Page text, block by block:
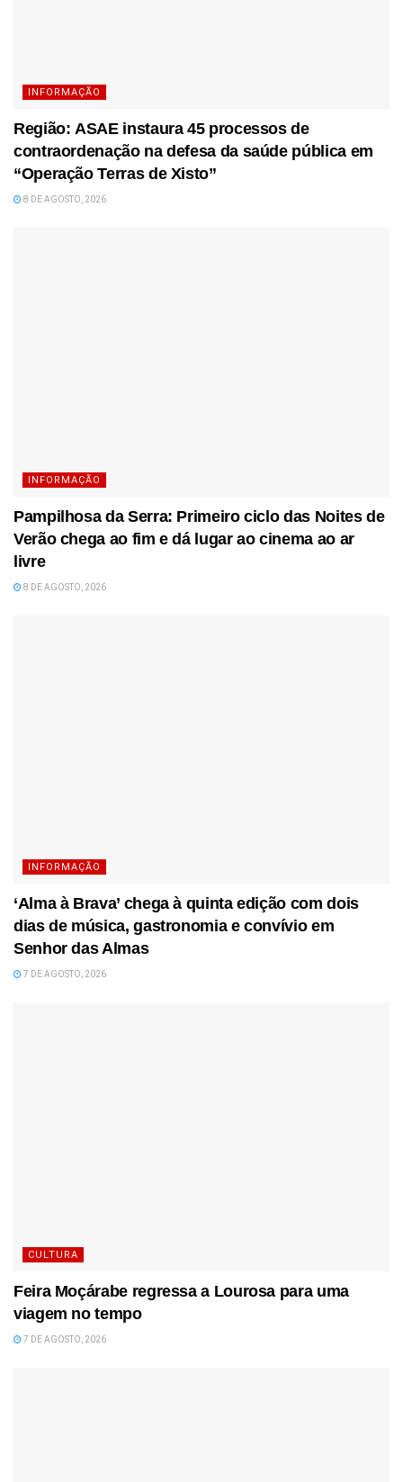
INFORMAÇÃO
Região: ASAE instaura 45 processos de
contraordenação na defesa da saúde pública em
“Operação Terras de Xisto”
8 DE AGOSTO, 2026
INFORMAÇÃO
Pampilhosa da Serra: Primeiro ciclo das Noites de
Verão chega ao fim e dá lugar ao cinema ao ar
livre
8 DE AGOSTO, 2026
INFORMAÇÃO
‘Alma à Brava’ chega à quinta edição com dois
dias de música, gastronomia e convívio em
Senhor das Almas
7 DE AGOSTO, 2026
CULTURA
Feira Moçárabe regressa a Lourosa para uma
viagem no tempo
7 DE AGOSTO, 2026